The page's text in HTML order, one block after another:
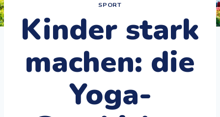
SPORT
Kinder stark
machen: die
Yoga-